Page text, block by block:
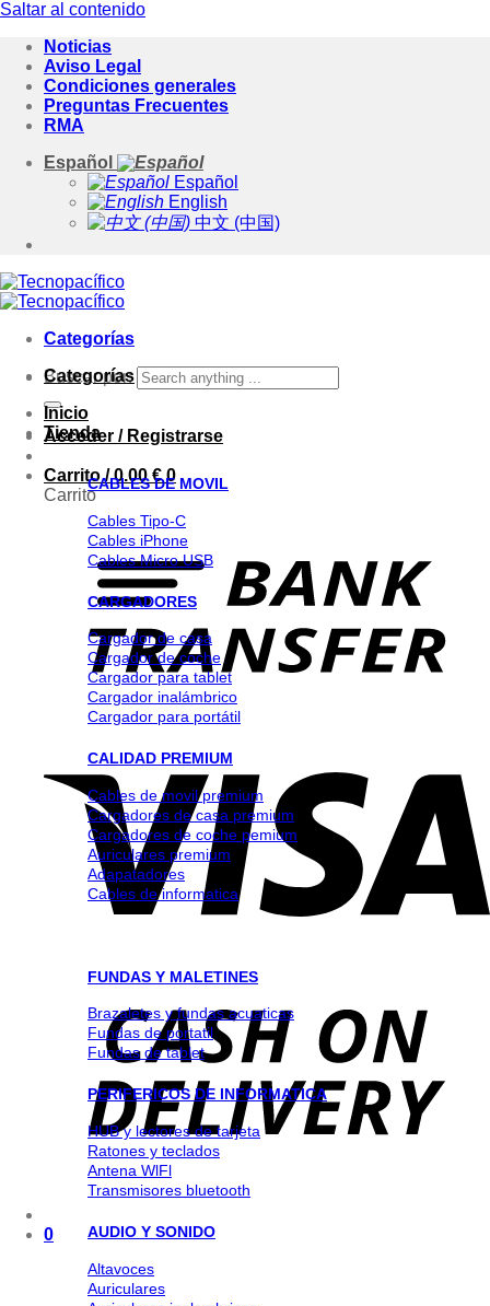
Saltar al contenido
Noticias
Aviso Legal
Condiciones generales
Preguntas Frecuentes
RMA
Español
Español
English
中文 (中国)
Categorías
Buscar por:
Acceder / Registrarse
Carrito /0.00€ 0
Carrito
0
Categorías
Inicio
Tienda
CABLES DE MOVIL
Cables Tipo-C
Cables iPhone
Cables Micro USB
CARGADORES
Cargador de casa
Cargador de coche
Cargador para tablet
Cargador inalámbrico
Cargador para portátil
CALIDAD PREMIUM
Cables de movil premium
Cargadores de casa premium
Cargadores de coche pemium
Auriculares premium
Adapatadores
Cables de informatica
FUNDAS Y MALETINES
Brazaletes y fundas acuaticas
Fundas de portatil
Fundas de tablet
PERIFERICOS DE INFORMATICA
HUB y lectores de tarjeta
Ratones y teclados
Antena WlFl
Transmisores bluetooth
AUDIO Y SONIDO
Altavoces
Auriculares